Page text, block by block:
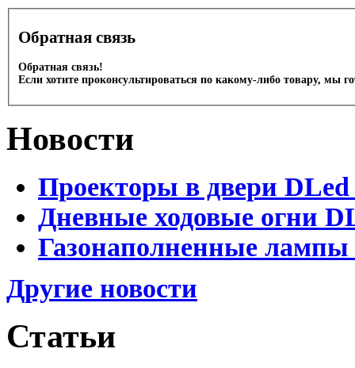
Обратная связь
Обратная связь!
Если хотите проконсультироваться по какому-либо товару, мы
Новости
Проекторы в двери DLed
Дневные ходовые огни
Газонаполненные
Другие новости
Статьи